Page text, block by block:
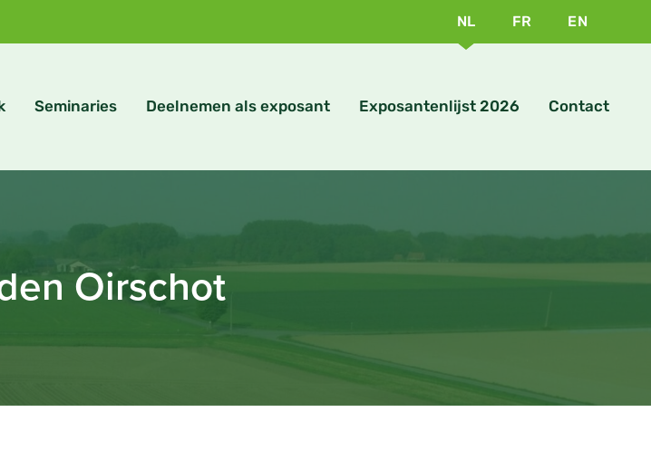
NL FR EN
Seminaries Deelnemen als exposant Exposantenlijst 2026 Contact
Oirschot